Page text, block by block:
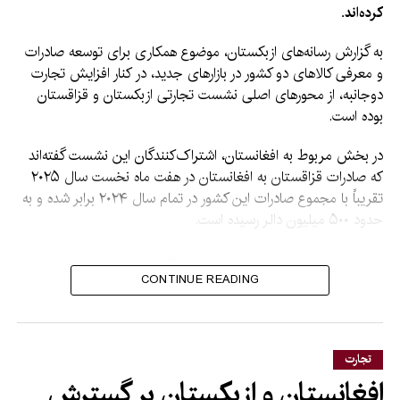
کرده‌اند.
به گزارش رسانه‌های ازبکستان، موضوع همکاری برای توسعه صادرات
و معرفی کالاهای دو کشور در بازارهای جدید، در کنار افزایش تجارت
دوجانبه، از محورهای اصلی نشست تجارتی ازبکستان و قزاقستان
بوده است.
در بخش مربوط به افغانستان، اشتراک‌کنندگان این نشست گفته‌اند
که صادرات قزاقستان به افغانستان در هفت ماه نخست سال ۲۰۲۵
تقریباً با مجموع صادرات این کشور در تمام سال ۲۰۲۴ برابر شده و به
حدود ۵۰۰ میلیون دالر رسیده است.
بر اساس این گزارش،
قزاقستان هدف‌گذاری کرده
است که میزان صادرات خود به
افزایش دهد.
CONTINUE READING
تجارت